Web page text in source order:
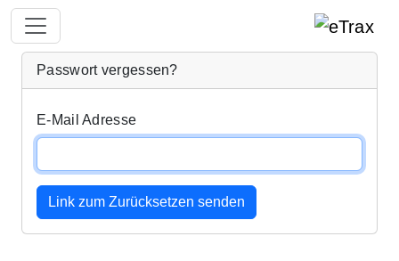
Passwort vergessen?
E-Mail Adresse
Link zum Zurücksetzen senden